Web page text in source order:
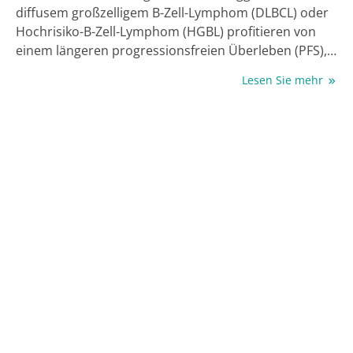
diffusem großzelligem B-Zell-Lymphom (DLBCL) oder
Hochrisiko-B-Zell-Lymphom (HGBL) profitieren von
einem längeren progressionsfreien Überleben (PFS),
humanisierten, Fc-modifizierten, zytolytischen CD19-
Lesen Sie mehr